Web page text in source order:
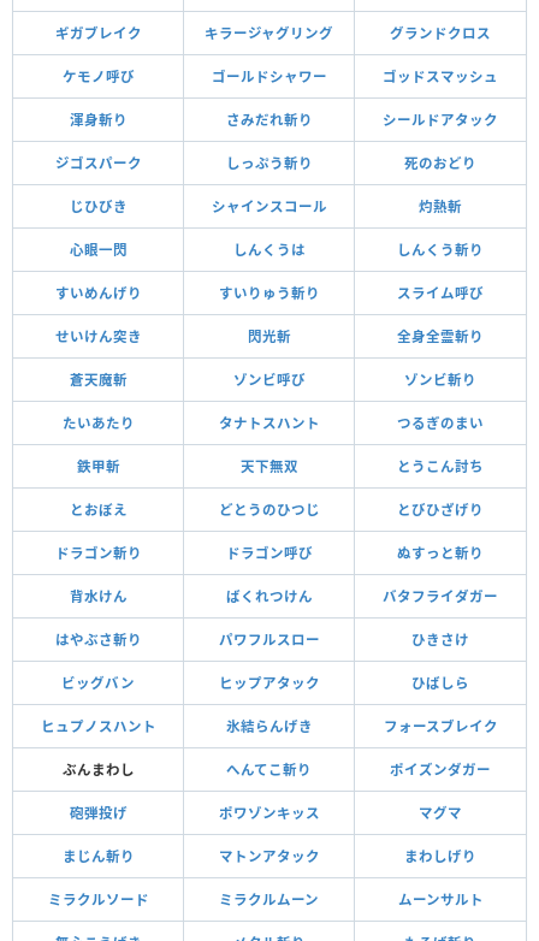
ギガブレイク キラージャグリング グランドクロス
ケモノ呼び ゴールドシャワー ゴッドスマッシュ
渾身斬り さみだれ斬り シールドアタック
ジゴスパーク しっぷう斬り 死のおどり
じひびき シャインスコール 灼熱斬
心眼一閃 しんくうは しんくう斬り
すいめんげり すいりゅう斬り スライム呼び
せいけん突き 閃光斬 全身全霊斬り
蒼天魔斬 ゾンビ呼び ゾンビ斬り
たいあたり タナトスハント つるぎのまい
鉄甲斬 天下無双 とうこん討ち
とおぼえ どとうのひつじ とびひざげり
ドラゴン斬り ドラゴン呼び ぬすっと斬り
背水けん ばくれつけん バタフライダガー
はやぶさ斬り パワフルスロー ひきさけ
ビッグバン ヒップアタック ひばしら
ヒュプノスハント 氷結らんげき フォースブレイク
ぶんまわし へんてこ斬り ポイズンダガー
砲弾投げ ポワゾンキッス マグマ
まじん斬り マトンアタック まわしげり
ミラクルソード ミラクルムーン ムーンサルト